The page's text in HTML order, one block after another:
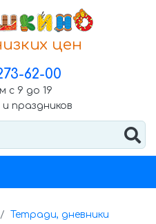
цен
62-00
с 9 до 19
праздников
Тетради, дневники